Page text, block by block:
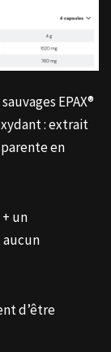
EPAX®
: extrait
en
un
d’être